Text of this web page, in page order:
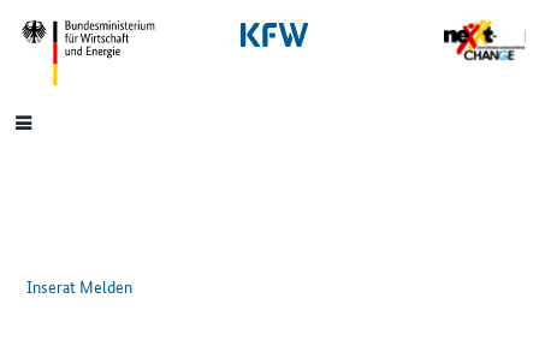
SrOnlyNavigation
Hauptmenü
Inserat Melden